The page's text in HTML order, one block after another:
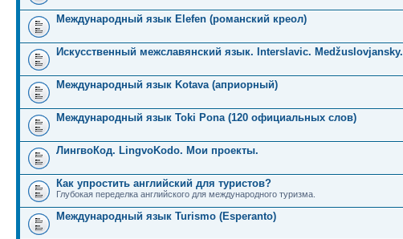
Международный язык Elefen (романский креол)
Искусственный межславянский язык. Interslavic. Medžuslovjansky.
Международный язык Kotava (априорный)
Международный язык Toki Pona (120 официальных слов)
ЛингвоКод. LingvoKodo. Мои проекты.
Как упростить английский для туристов?
Глубокая переделка английского для международного туризма.
Международный язык Turismo (Esperanto)